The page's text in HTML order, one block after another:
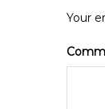
Your